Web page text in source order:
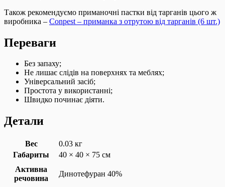
Також рекомендуємо приманочні пастки від тарганів цього ж
виробника – Conpest – приманка з отрутою від тарганів (6 шт.)
Переваги
Без запаху;
Не лишає слідів на поверхнях та меблях;
Універсальний засіб;
Простота у використанні;
Швидко починає діяти.
Детали
Вес
0.03 кг
Габариты
40 × 40 × 75 см
Активна
речовина
Динотефуран 40%